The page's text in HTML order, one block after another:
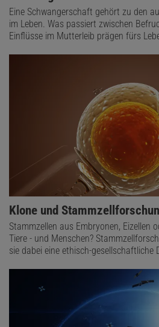
Eine Schwangerschaft gehört zu den
im Leben. Was passiert zwischen
Einflüsse im Mutterleib prägen fürs
Klone und
Stammzellen aus Embryonen, Eizellen
Tiere - und Menschen?
sie dabei eine ethisch-gesellschaftliche